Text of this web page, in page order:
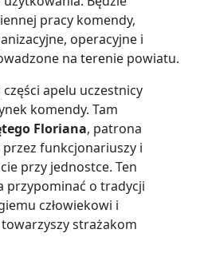
pracy komendy,
operacyjne i
na terenie powiatu.
apelu uczestnicy
komendy. Tam
Floriana, patrona
funkcjonariuszy i
przy jednostce. Ten
przypominać o tradycji
człowiekowi i
strażakom